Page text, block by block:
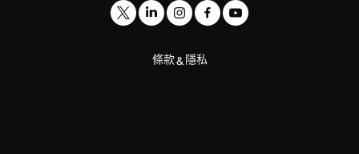
條款& 隱私